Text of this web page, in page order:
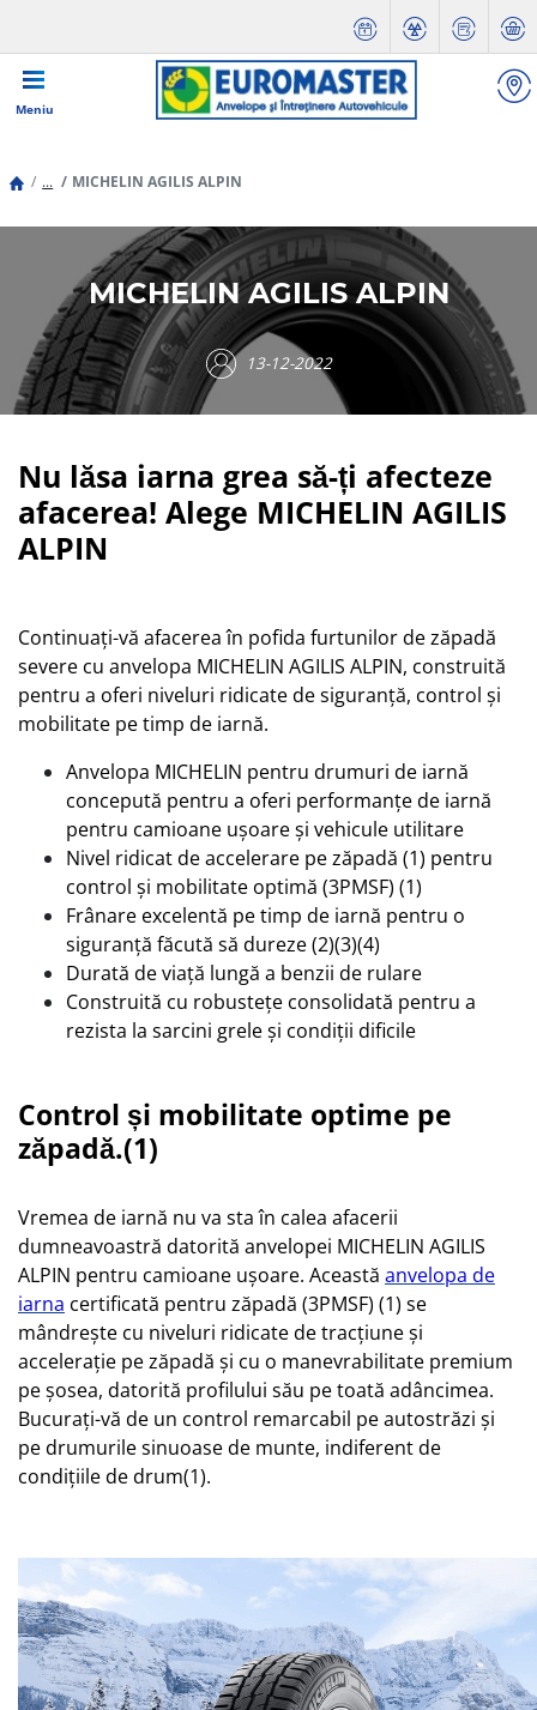
Meniu
... MICHELIN AGILIS ALPIN
MICHELIN AGILIS ALPIN
13-12-2022
Nu lăsa iarna grea să-ți afecteze
afacerea! Alege MICHELIN AGILIS
ALPIN
Continuați-vă afacerea în pofida furtunilor de zăpadă
severe cu anvelopa MICHELIN AGILIS ALPIN, construită
pentru a oferi niveluri ridicate de siguranță, control și
mobilitate pe timp de iarnă.
Anvelopa MICHELIN pentru drumuri de iarnă
concepută pentru a oferi performanțe de iarnă
pentru camioane ușoare și vehicule utilitare
Nivel ridicat de accelerare pe zăpadă (1) pentru
control și mobilitate optimă (3PMSF) (1)
Frânare excelentă pe timp de iarnă pentru o
siguranță făcută să dureze (2)(3)(4)
Durată de viață lungă a benzii de rulare
Construită cu robustețe consolidată pentru a
rezista la sarcini grele și condiții dificile
Control și mobilitate optime pe
zăpadă.(1)
Vremea de iarnă nu va sta în calea afacerii
dumneavoastră datorită anvelopei MICHELIN AGILIS
ALPIN pentru camioane ușoare. Această anvelopa de
iarna certificată pentru zăpadă (3PMSF) (1) se
mândrește cu niveluri ridicate de tracțiune și
accelerație pe zăpadă și cu o manevrabilitate premium
pe șosea, datorită profilului său pe toată adâncimea.
Bucurați-vă de un control remarcabil pe autostrăzi și
pe drumurile sinuoase de munte, indiferent de
condițiile de drum(1).